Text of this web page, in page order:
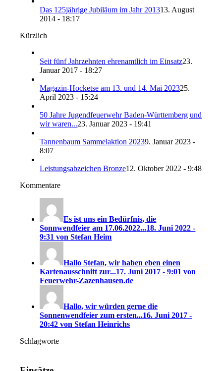
Das 125jährige Jubiläum im Jahr 201313. August
2014 - 18:17
Kürzlich
Seit fünf Jahrzehnten ehrenamtlich im Einsatz23.
Januar 2017 - 18:27
Magazin-Hocketse am 13. und 14. Mai 202325.
April 2023 - 15:24
50 Jahre Jugendfeuerwehr Baden-Württemberg und
wir waren...23. Januar 2023 - 19:41
Tannenbaum Sammelaktion 20239. Januar 2023 -
8:07
Leistungsabzeichen Bronze12. Oktober 2022 - 9:48
Kommentare
Es ist uns ein Bedürfnis, die
Sonnwendfeier am 17.06.2022...18. Juni 2022 -
9:31 von Stefan Heim
Hallo Stefan, wir haben eben einen
Kartenausschnitt zur...17. Juni 2017 - 9:01 von
Feuerwehr-Zazenhausen.de
Hallo, wir würden gerne die
Sonnenwendfeier zum ersten...16. Juni 2017 -
20:42 von Stefan Heinrichs
Schlagworte